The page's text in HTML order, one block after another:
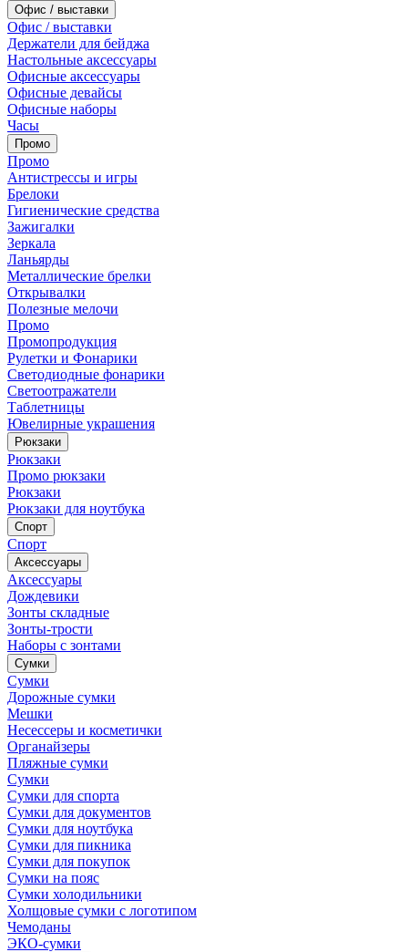
Офис / выставки
Офис / выставки
Держатели для бейджа
Настольные аксессуары
Офисные аксессуары
Офисные девайсы
Офисные наборы
Часы
Промо
Промо
Антистрессы и игры
Брелоки
Гигиенические средства
Зажигалки
Зеркала
Ланьярды
Металлические брелки
Открывалки
Полезные мелочи
Промо
Промопродукция
Рулетки и Фонарики
Светодиодные фонарики
Светоотражатели
Таблетницы
Ювелирные украшения
Рюкзаки
Рюкзаки
Промо рюкзаки
Рюкзаки
Рюкзаки для ноутбука
Спорт
Спорт
Аксессуары
Аксессуары
Дождевики
Зонты складные
Зонты-трости
Наборы с зонтами
Сумки
Сумки
Дорожные сумки
Мешки
Несессеры и косметички
Органайзеры
Пляжные сумки
Сумки
Сумки для спорта
Сумки для документов
Сумки для ноутбука
Сумки для пикника
Сумки для покупок
Сумки на пояс
Сумки холодильники
Холщовые сумки с логотипом
Чемоданы
ЭКО-сумки